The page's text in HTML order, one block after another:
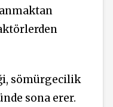
sömürgecilik
sona erer.